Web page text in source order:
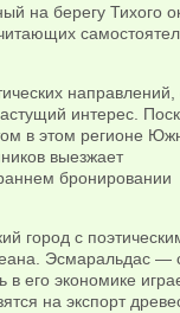
на берегу Тихого
направлений,
интерес.
в этом регионе
выезжает
бронировании
город с
Эсмаральдас —
его экономике
на экспорт